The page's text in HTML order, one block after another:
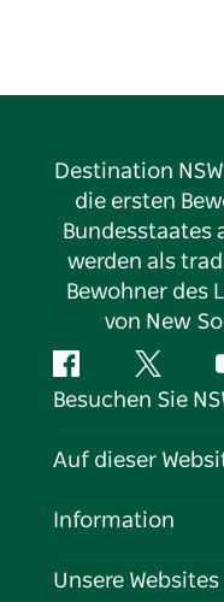
Destination
die ersten
Bundesstaates
werden als
Bewohner des
von New
FacebookTwitter
Besuchen Sie
Kontaktieren Sie
Cookie-Hinweis
Auf dieser
Reiseziele
Information
Reiseinformationen
Unsere Websites